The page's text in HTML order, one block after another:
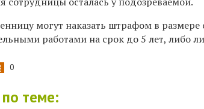
могут наказать штрафом в размере
работами на срок до 5 лет, либо
0
теме: